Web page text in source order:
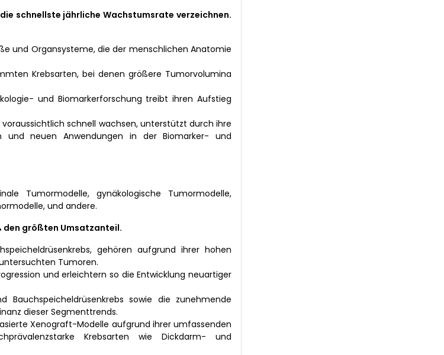
schnellste jährliche Wachstumsrate verzeichnen.
und Organsysteme, die der menschlichen Anatomie
Krebsarten, bei denen größere Tumorvolumina
und Biomarkerforschung treibt ihren Aufstieg
schnell wachsen, unterstützt durch ihre
und neuen Anwendungen in der Biomarker- und
Tumormodelle, gynäkologische Tumormodelle,
und andere.
den größten Umsatzanteil.
gehören aufgrund ihrer hohen
Tumoren.
und erleichtern so die Entwicklung neuartiger
sowie die zunehmende
dieser Segmenttrends.
Xenograft-Modelle aufgrund ihrer umfassenden
Krebsarten wie Dickdarm- und